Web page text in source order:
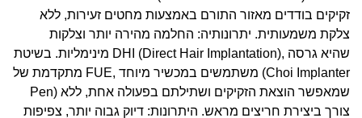
זקיקים בודדים מאזור התורם באמצעות מחטים זעירות, ללא
צלקת משמעותית. יתרונותיה: החלמה מהירה יותר וצלקות
מינימליות. בשיטת DHI (Direct Hair Implantation), שהיא גרסה
מתקדמת של FUE, משתמשים במכשיר מיוחד (Choi Implanter
Pen) שמאפשר הוצאת הזקיקים ושתילתם בפעולה אחת, ללא
צורך ביצירת חריצים מראש. היתרונות: דיוק גבוה יותר, צפיפות